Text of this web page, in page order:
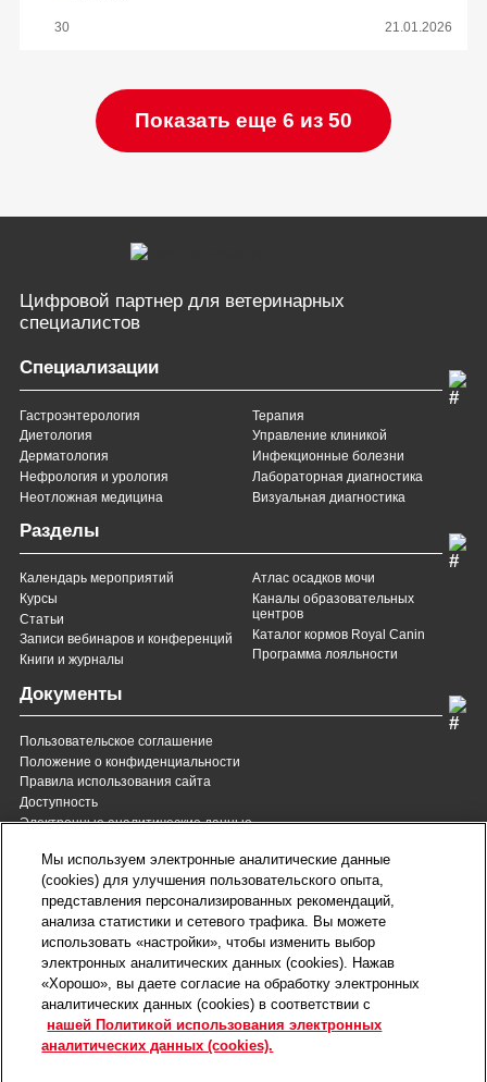
30 21.01.2026
Показать еще 6 из 50
Цифровой партнер для ветеринарных
специалистов
Специализации
Гастроэнтерология
Диетология
Дерматология
Нефрология и урология
Неотложная медицина
Терапия
Управление клиникой
Инфекционные болезни
Лабораторная диагностика
Визуальная диагностика
Разделы
Календарь мероприятий
Курсы
Статьи
Записи вебинаров и конференций
Книги и журналы
Атлас осадков мочи
Каналы образовательных
центров
Каталог кормов Royal Canin
Программа лояльности
Документы
Пользовательское соглашение
Положение о конфиденциальности
Правила использования сайта
Доступность
Электронные аналитические данные
8 (800) 200-37-35
Служба Заботы для России
звонок бесплатный для
всех регионов России
8 (820) 007-137-35
Служба Заботы для
Республики Беларусь
contact@royalcanin.ru
Карта сайта
Настройки файлов cookie
Мы используем электронные аналитические данные
(cookies) для улучшения пользовательского опыта,
представления персонализированных рекомендаций,
анализа статистики и сетевого трафика. Вы можете
использовать «настройки», чтобы изменить выбор
электронных аналитических данных (cookies). Нажав
«Хорошо», вы даете согласие на обработку электронных
аналитических данных (cookies) в соответствии с
нашей Политикой использования электронных
аналитических данных (cookies).